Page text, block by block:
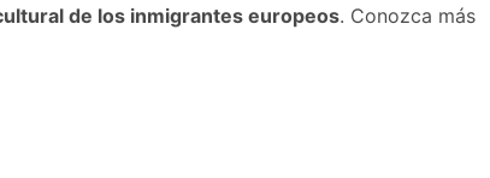
de los inmigrantes europeos. Conozca más